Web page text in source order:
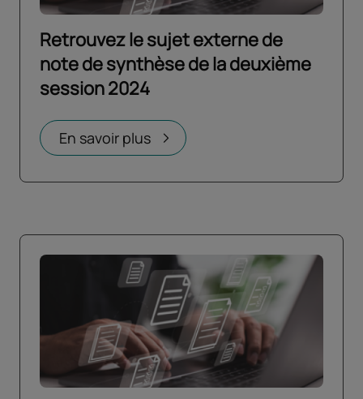
Retrouvez le sujet externe de
note de synthèse de la deuxième
session 2024
En savoir plus
Ouvrir dans un nouvel onglet